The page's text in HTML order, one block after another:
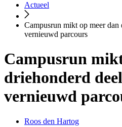
Actueel
Campusrun mikt op meer dan
vernieuwd parcours
Campusrun
driehonderd
vernieuwd
Roos den Hartog